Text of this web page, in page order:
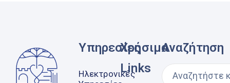
Υπηρεσίες
Ηλεκτρονικές
Χρήσιμα
Links
Αναζήτηση